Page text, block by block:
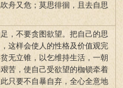
舟又危；莫思徘徊，且去自思
，不要贪图欲望。把自己的思
这样会使人的性格及价值观完
无立锥，以乞维持生活，一朝
苦，使自己受欲望的枷锁牵着
只要不自暴自弃，全心全意地